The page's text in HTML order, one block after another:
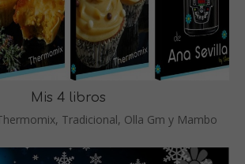
Mis 4 libros
Tradicional, Olla Gm y Mambo